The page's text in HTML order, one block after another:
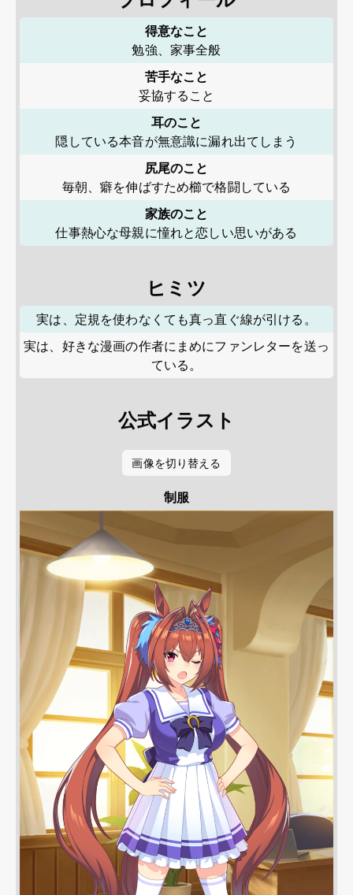
得意なこと
勉強、家事全般
苦手なこと
妥協すること
耳のこと
隠している本音が無意識に漏れ出てしまう
尻尾のこと
毎朝、癖を伸ばすため櫛で格闘している
家族のこと
仕事熱心な母親に憧れと恋しい思いがある
ヒミツ
実は、定規を使わなくても真っ直ぐ線が引ける。
実は、好きな漫画の作者にまめにファンレターを送っ
ている。
公式イラスト
画像を切り替える
制服